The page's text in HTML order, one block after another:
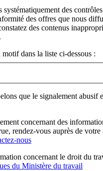
systématiquement des
des offres que nous
des contenus
motif dans la liste ci-dessous :
que le signalement abusif
concernant des
, rendez-vous auprès de votre
nous
concernant le droit du
du Ministère du travail